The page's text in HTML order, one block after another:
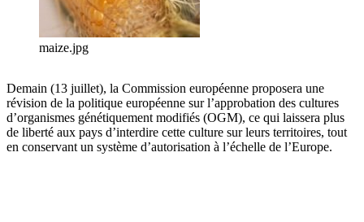
maize.jpg
Demain (13 juillet), la Commission européenne proposera une
révision de la politique européenne sur l’approbation des cultures
d’organismes génétiquement modifiés (OGM), ce qui laissera plus
de liberté aux pays d’interdire cette culture sur leurs territoires, tout
en conservant un système d’autorisation à l’échelle de l’Europe.